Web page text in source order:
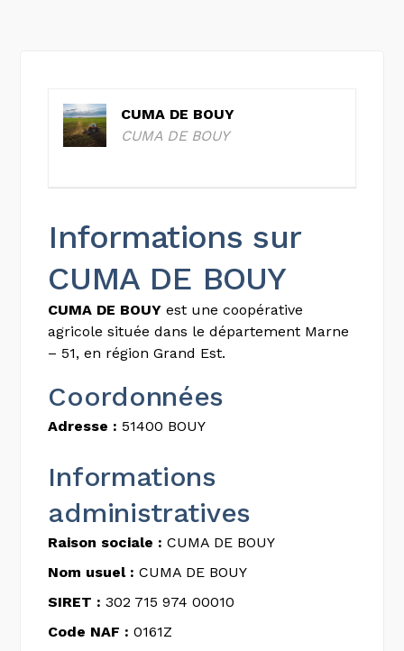
CUMA DE BOUY
CUMA DE BOUY
Informations sur
CUMA DE BOUY
CUMA DE BOUY est une coopérative
agricole située dans le département Marne
– 51, en région Grand Est.
Coordonnées
Adresse : 51400 BOUY
Informations
administratives
Raison sociale : CUMA DE BOUY
Nom usuel : CUMA DE BOUY
SIRET : 302 715 974 00010
Code NAF : 0161Z